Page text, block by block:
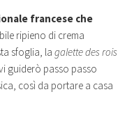
francese che
ripieno di crema
sfoglia, lagalette des rois
guiderò passo passo
così da portare a casa